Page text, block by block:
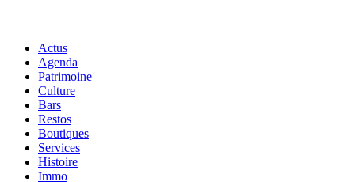
Actus
Agenda
Patrimoine
Culture
Bars
Restos
Boutiques
Services
Histoire
Immo